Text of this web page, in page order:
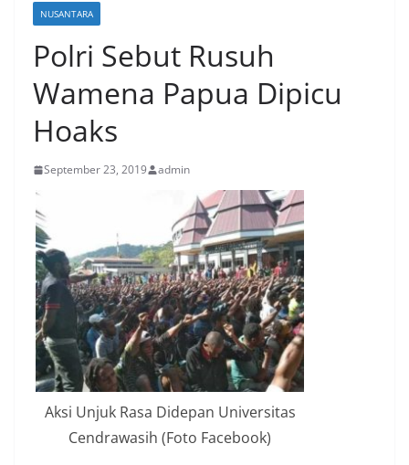
NUSANTARA
Polri Sebut Rusuh
Wamena Papua Dipicu
Hoaks
September 23, 2019 admin
Aksi Unjuk Rasa Didepan Universitas
Cendrawasih (Foto Facebook)